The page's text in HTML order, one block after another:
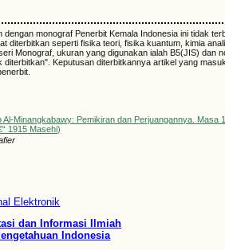
dengan monograf Penerbit Kemala Indonesia ini tidak
diterbitkan seperti fisika teori, fisika kuantum, kimia
Monograf, ukuran yang digunakan ialah B5(JIS) dan
diterbitkan". Keputusan diterbitkannya artikel yang
Al-Minangkabawy: Pemikiran dan Perjuangannya. Masa
1915 Masehi)
Elektronik
dan Informasi Ilmiah
Indonesia